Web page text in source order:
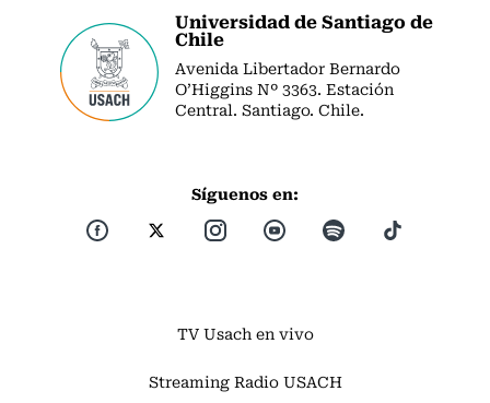
Universidad de Santiago de
Chile
Avenida Libertador Bernardo
O’Higgins Nº 3363. Estación
Central. Santiago. Chile.
Síguenos en:
TV Usach en vivo
Streaming Radio USACH